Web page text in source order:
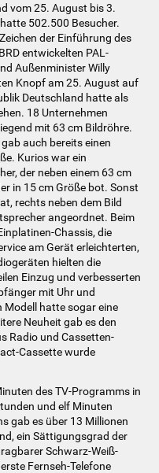
vom 25. August bis 3.
502.500 Besucher.
der Einführung des
entwickelten PAL-
Außenminister Willy
Knopf am 25. August auf
Deutschland hatte als
18 Unternehmen
mit 63 cm Bildröhre.
auch bereits einen
Kurios war ein
der neben einem 63 cm
in 15 cm Größe bot. Sonst
rechts neben dem Bild
angeordnet. Beim
Chassis, die
am Gerät erleichterten,
hielten die
Einzug und verbesserten
mit Uhr und
Modell hatte sogar eine
Neuheit gab es den
Radio und Cassetten-
Cassette wurde
des TV-Programms in
und elf Minuten
gab es über 13 Millionen
ein Sättigungsgrad der
Schwarz-Weiß-
Fernseh-Telefone